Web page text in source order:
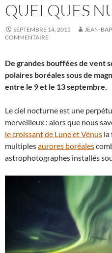
QUELQUES
SEPTEMBRE 14, 2015 JEAN-
COMMENTAIRE
De grandes bouffées de vent
polaires boréales sous de
entre le 9 et le 13 septembre.
Le ciel nocturne est une
merveilleux ; alors que nous
le croissant de Lune et Vénus la
multiplesaurores boréales
astrophotographes installés